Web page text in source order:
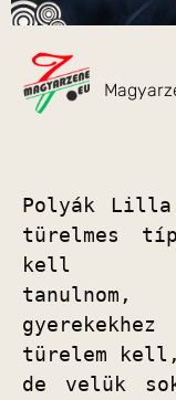
Polyák Lilla:
türelmes
kell
türelem kell,
de velük